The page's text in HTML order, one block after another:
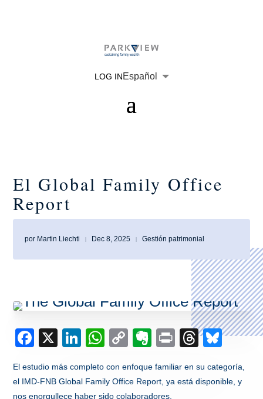
LOG INEspañol
Português
El Global Family Office
Report
por Martin Liechti | Dec 8, 2025 | Gestión patrimonial
Facebook
X LinkedIn
WhatsApp
CopyEvernote
Print
El estudio más completo con enfoque familiar en su categoría,
el IMD-FNB Global Family Office Report, ya está disponible, y
nos enorgullece haber sido colaboradores.